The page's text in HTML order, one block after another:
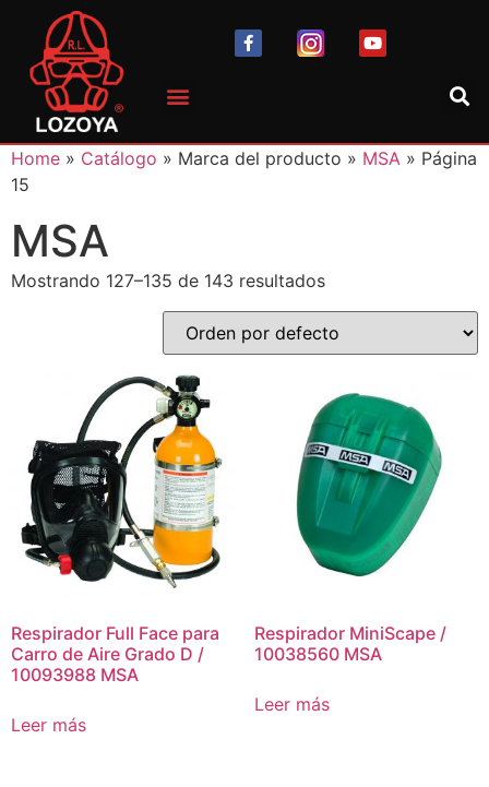
Home » Catálogo » Marca del producto » MSA » Página
15
MSA
Mostrando 127–135 de 143 resultados
Respirador Full Face para
Carro de Aire Grado D /
10093988 MSA
Leer más
Respirador MiniScape /
10038560 MSA
Leer más